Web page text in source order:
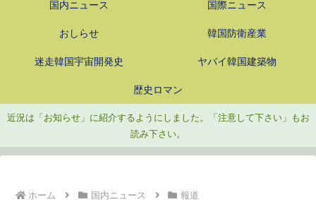
国内ニュース 国際ニュース
おしらせ 韓国防衛産業
迷走韓国宇宙開発史 ヤバイ韓国建築物
歴史ロマン
近況は「お知らせ」に紹介するようにしました。「注意して下さい」もお
読み下さい。
ホーム 国内ニュース 報道